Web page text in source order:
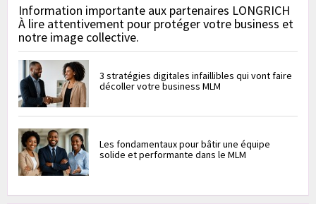
Information importante aux partenaires LONGRICH
À lire attentivement pour protéger votre business et
notre image collective.
3 stratégies digitales infaillibles qui vont faire
décoller votre business MLM
Les fondamentaux pour bâtir une équipe
solide et performante dans le MLM